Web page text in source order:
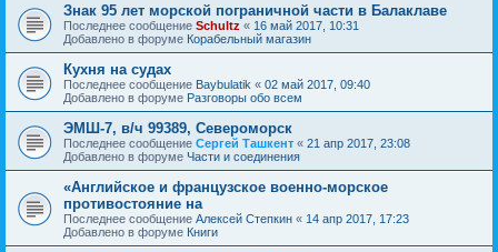
Знак 95 лет морской пограничной части в Балаклаве
Последнее сообщение Schultz « 16 май 2017, 10:31
Добавлено в форуме Корабельный магазин
Кухня на судах
Последнее сообщение Baybulatik « 02 май 2017, 09:40
Добавлено в форуме Разговоры обо всем
ЭМШ-7, в/ч 99389, Североморск
Последнее сообщение Сергей Ташкент « 21 апр 2017, 23:08
Добавлено в форуме Части и соединения
«Английское и французское военно-морское
противостояние на
Последнее сообщение Алексей Степкин « 14 апр 2017, 17:23
Добавлено в форуме Книги